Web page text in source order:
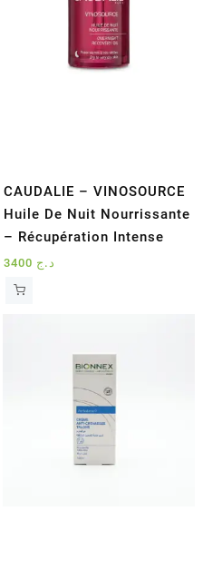
CAUDALIE – VINOSOURCE
Huile De Nuit Nourrissante
– Récupération Intense
د.ج